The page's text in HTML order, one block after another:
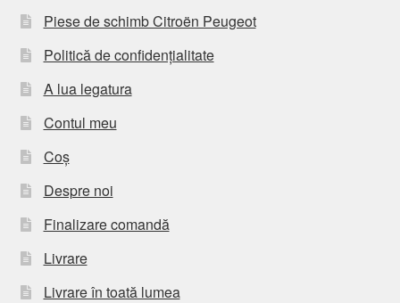
Piese de schimb Citroën Peugeot
Politică de confidențialitate
A lua legatura
Contul meu
Coș
Despre noi
Finalizare comandă
Livrare
Livrare în toată lumea